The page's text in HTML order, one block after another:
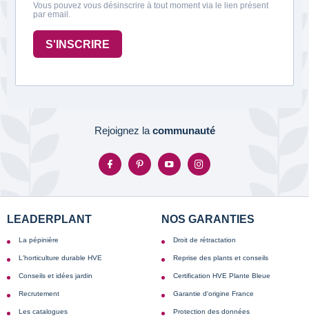
Vous pouvez vous désinscrire à tout moment via le lien présent
par email.
S'INSCRIRE
Rejoignez la communauté
LEADERPLANT
La pépinière
L'horticulture durable HVE
Conseils et idées jardin
Recrutement
Les catalogues
NOS GARANTIES
Droit de rétractation
Reprise des plants et conseils
Certification HVE Plante Bleue
Garantie d'origine France
Protection des données